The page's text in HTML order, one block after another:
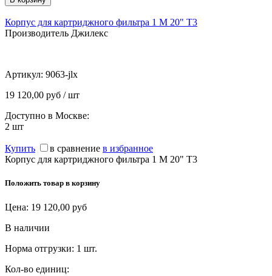
Корпус для картриджного фильтра 1 М 20" Т3
Производитель Джилекс
Артикул: 9063-jlx
19 120,00 руб / шт
Доступно в Москве:
2 шт
Купить в сравнение в избранное
Корпус для картриджного фильтра 1 М 20" Т3
Положить товар в корзину
Цена: 19 120,00 руб
В наличии
Норма отгрузки: 1 шт.
Кол-во единиц: